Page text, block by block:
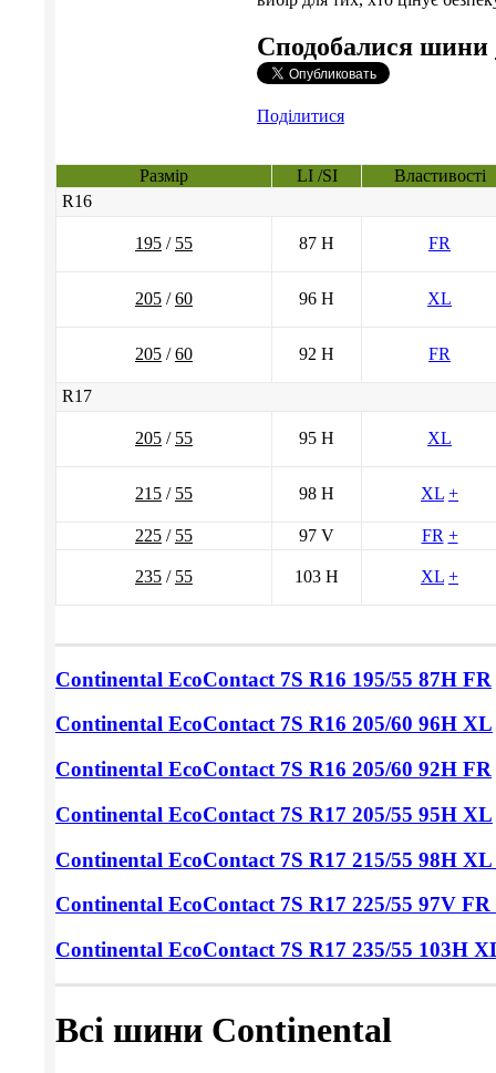
Сподобалися шини
Поділитися
Размір LI /SI
Властивості
R16
195 / 55 87 H FR
205 /60 96 H XL
205 /60 92 H FR
R17
205 / 55 95 H XL
215 / 55 98 H XL +
225 / 55 97 V FR +
235 / 55 103 H XL +
Continental EcoContact 7S R16 195/55 87H FR
Continental EcoContact 7S R16 205/60 96H XL
Continental EcoContact 7S R16 205/60 92H FR
Continental EcoContact 7S R17 205/55 95H XL
Continental EcoContact 7S R17 215/55 98H XL
Continental EcoContact 7S R17 225/55 97V FR
Continental EcoContact 7S R17 235/55 103H
Всі шини Continental